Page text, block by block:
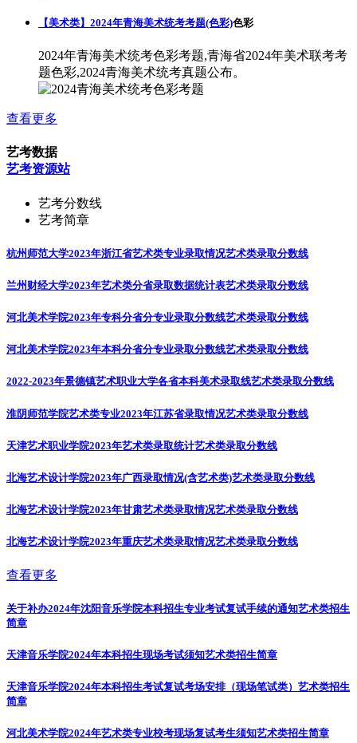
【美术类】2024年青海美术统考考题(色彩)色彩
2024年青海美术统考色彩考题,青海省2024年美术联考考
题色彩,2024青海美术统考真题公布。
查看更多
艺考数据
艺考资源站
艺考分数线
艺考简章
杭州师范大学2023年浙江省艺术类专业录取情况艺术类录取分数线
兰州财经大学2023年艺术类分省录取数据统计表艺术类录取分数线
河北美术学院2023年专科分省分专业录取分数线艺术类录取分数线
河北美术学院2023年本科分省分专业录取分数线艺术类录取分数线
2022-2023年景德镇艺术职业大学各省本科美术录取线艺术类录取分数线
淮阴师范学院艺术类专业2023年江苏省录取情况艺术类录取分数线
天津艺术职业学院2023年艺术类录取统计艺术类录取分数线
北海艺术设计学院2023年广西录取情况(含艺术类)艺术类录取分数线
北海艺术设计学院2023年甘肃艺术类录取情况艺术类录取分数线
北海艺术设计学院2023年重庆艺术类录取情况艺术类录取分数线
查看更多
关于补办2024年沈阳音乐学院本科招生专业考试复试手续的通知艺术类招生
简章
天津音乐学院2024年本科招生现场考试须知艺术类招生简章
天津音乐学院2024年本科招生考试复试考场安排（现场笔试类） 艺术类招生
简章
河北美术学院2024年艺术类专业校考现场复试考生须知艺术类招生简章